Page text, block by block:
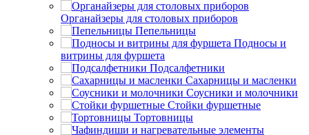
Органайзеры для столовых приборов
Пепельницы
Подносы и
витрины для фуршета
Подсалфетники
Сахарницы и масленки
Соусники и молочники
Стойки фуршетные
Тортовницы